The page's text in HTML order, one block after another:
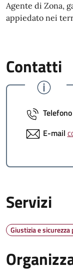
Agente di Zona,
appiedato nei
Contatti
Telefono
E-mail
Servizi
Giustizia e